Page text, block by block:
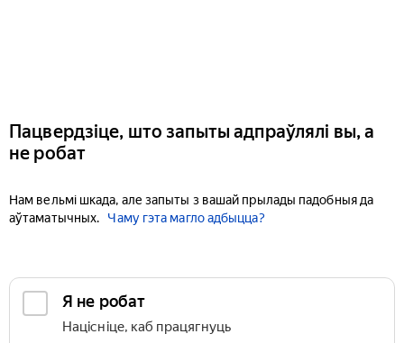
Пацвердзіце, што запыты адпраўлялі вы, а
не робат
Нам вельмі шкада, але запыты з вашай прылады падобныя да
аўтаматычных.
Чаму гэта магло адбыцца?
Я не робат
Націсніце, каб працягнуць